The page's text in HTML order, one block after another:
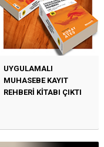
UYGULAMALI
MUHASEBE KAYIT
REHBERİ KİTABI ÇIKTI